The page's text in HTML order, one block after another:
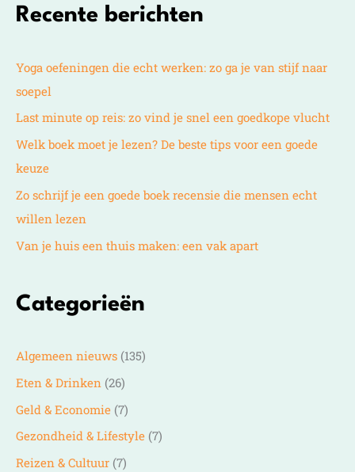
Recente berichten
Yoga oefeningen die echt werken: zo ga je van stijf naar
soepel
Last minute op reis: zo vind je snel een goedkope vlucht
Welk boek moet je lezen? De beste tips voor een goede
keuze
Zo schrijf je een goede boek recensie die mensen echt
willen lezen
Van je huis een thuis maken: een vak apart
Categorieën
Algemeen nieuws (135)
Eten & Drinken (26)
Geld & Economie (7)
Gezondheid & Lifestyle (7)
Reizen & Cultuur (7)